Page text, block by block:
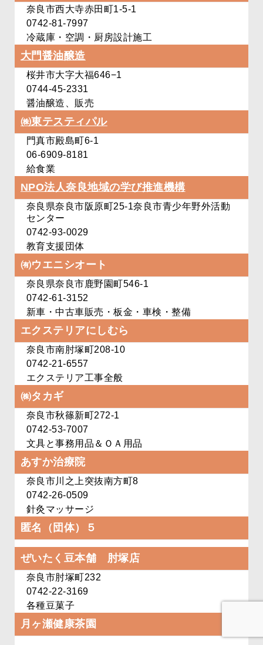
奈良市西大寺赤田町1-5-1
0742-81-7997
冷蔵庫・空調・厨房設計施工
大門醤油醸造
桜井市大字大福646−1
0744-45-2331
醤油醸造、販売
㈱東テスティパル
門真市殿島町6-1
06-6909-8181
給食業
NPO法人奈良地域の学び推進機構
奈良県奈良市阪原町25-1奈良市青少年野外活動
センター
0742-93-0029
教育支援団体
㈲ウエニシオート
奈良県奈良市鹿野園町546-1
0742-61-3152
新車・中古車販売・板金・車検・整備
エクステリアにしむら
奈良市南肘塚町208-10
0742-21-6557
エクステリア工事全般
㈱タカギ
奈良市秋篠新町272-1
0742-53-7007
文具と事務用品＆ＯＡ用品
あすか治療院
奈良市川之上突抜南方町8
0742-26-0509
針灸マッサージ
匿名（団体）５
ぜいたく豆本舗 肘塚店
奈良市肘塚町232
0742-22-3169
各種豆菓子
月ヶ瀬健康茶園